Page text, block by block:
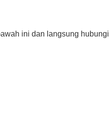
ini dan langsung hubungi